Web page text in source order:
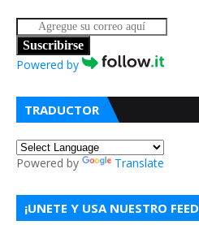
Suscribirse
Powered by
TRADUCTOR
Powered by Translate
¡UNETE Y USA NUESTRO